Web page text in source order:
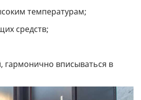
температурам;
средств;
гармонично вписываться в